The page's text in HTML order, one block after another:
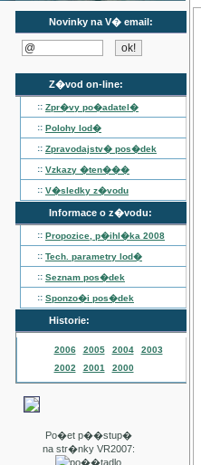
Novinky na V� email:
Z�vod on-line:
:: Zpr�vy po�adatel�
:: Polohy lod�
:: Zpravodajstv� pos�dek
:: Vzkazy �ten���
:: V�sledky z�vodu
Informace o z�vodu:
:: Propozice, p�ihl�ka 2008
:: Tech. parametry lod�
:: Seznam pos�dek
:: Sponzo�i pos�dek
Historie:
2006 2005 2004
2003
2002
2001 2000
Po�et p��stup�
na str�nky VR2007: